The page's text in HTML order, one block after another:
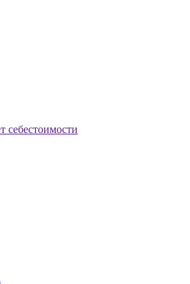
себестоимости